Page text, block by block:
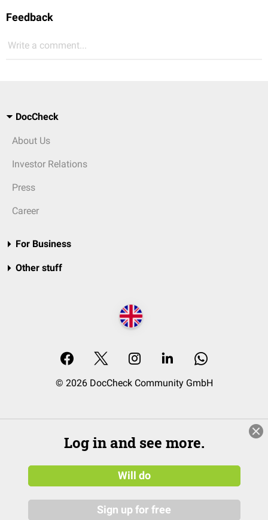
Feedback
Write a comment...
DocCheck
About Us
Investor Relations
Press
Career
For Business
Other stuff
© 2026 DocCheck Community GmbH
Log in and see more.
Will do
Sign up for free